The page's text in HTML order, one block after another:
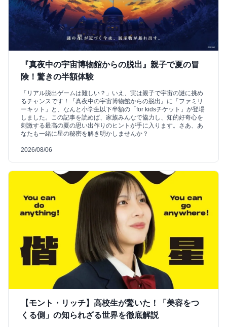
『真夜中の宇宙博物館からの脱出』親子で夏の冒
険！驚きの半額体験
「リアル脱出ゲームは難しい？」いえ、実は親子で宇宙の謎に挑め
るチャンスです！『真夜中の宇宙博物館からの脱出』に「ファミリ
ーキット」と、なんと小学生以下半額の「for kidsチケット」が登場
しました。この記事を読めば、家族みんなで協力し、知的好奇心を
刺激する最高の夏の思い出作りのヒントが手に入ります。さあ、あ
なたも一緒に星の秘密を解き明かしませんか？
2026/08/06
【モント・リッチ】高校生が驚いた！「美容をつ
くる側」の知られざる世界を徹底解説